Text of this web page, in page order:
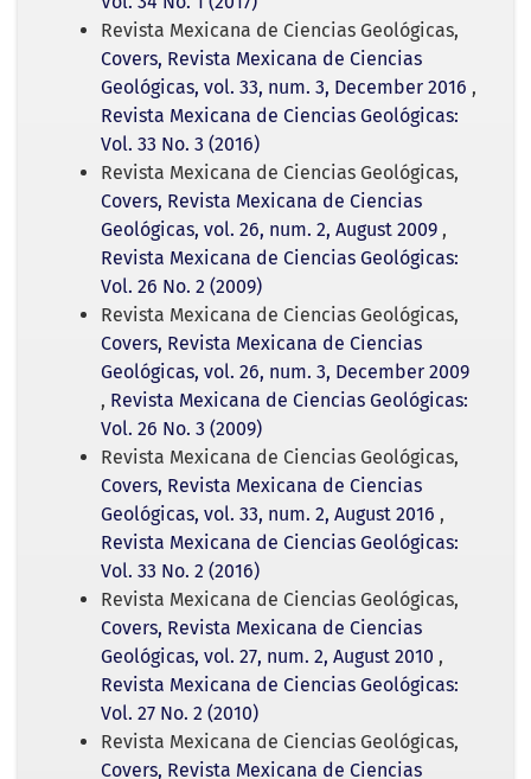
Revista Mexicana de Ciencias Geológicas,
Covers, Revista Mexicana de Ciencias
Geológicas, vol. 33, num. 3, December 2016 ,
Revista Mexicana de Ciencias Geológicas:
Vol. 33 No. 3 (2016)
Revista Mexicana de Ciencias Geológicas,
Covers, Revista Mexicana de Ciencias
Geológicas, vol. 26, num. 2, August 2009 ,
Revista Mexicana de Ciencias Geológicas:
Vol. 26 No. 2 (2009)
Revista Mexicana de Ciencias Geológicas,
Covers, Revista Mexicana de Ciencias
Geológicas, vol. 26, num. 3, December 2009
, Revista Mexicana de Ciencias Geológicas:
Vol. 26 No. 3 (2009)
Revista Mexicana de Ciencias Geológicas,
Covers, Revista Mexicana de Ciencias
Geológicas, vol. 33, num. 2, August 2016 ,
Revista Mexicana de Ciencias Geológicas:
Vol. 33 No. 2 (2016)
Revista Mexicana de Ciencias Geológicas,
Covers, Revista Mexicana de Ciencias
Geológicas, vol. 27, num. 2, August 2010 ,
Revista Mexicana de Ciencias Geológicas:
Vol. 27 No. 2 (2010)
Revista Mexicana de Ciencias Geológicas,
Covers, Revista Mexicana de Ciencias